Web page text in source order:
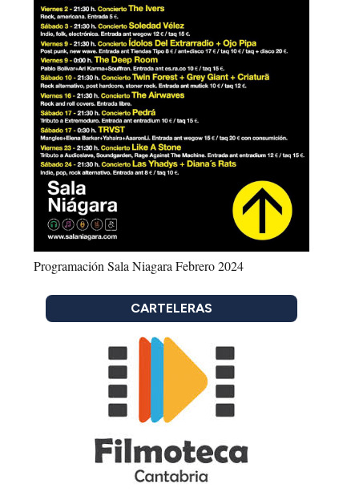
Programación Sala Niagara Febrero 2024
CARTELERAS